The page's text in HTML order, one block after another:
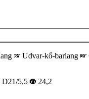
Udvar-kő-barlang
D21/5,5 24,2